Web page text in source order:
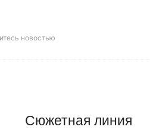
новостью
Сюжетная линия